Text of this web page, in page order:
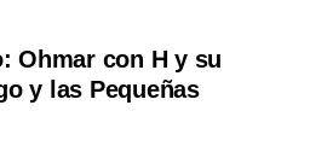
Ohmar con H y su
y las Pequeñas